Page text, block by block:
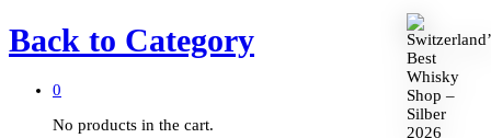
Back to Category
0
No products in the cart.